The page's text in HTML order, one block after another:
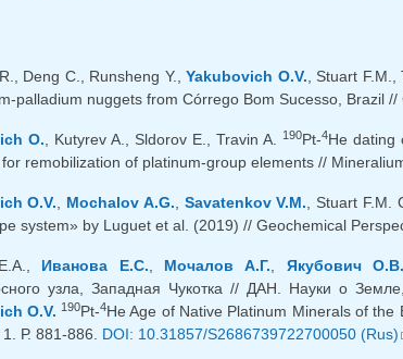
Deng C., Runsheng Y.,Yakubovich O.V., Stuart
palladium nuggets from Córrego Bom Sucesso, Brazil
O., Kutyrev A., Sldorov E., Travin A. 190Pt-4He dating
remobilization of platinum-group elements //
O.V., Mochalov A.G., Savatenkov V.M., Stuart F.M.
system» by Luguet et al. (2019) // Geochemical
Иванова Е.С., Мочалов А.Г., Якубович О.В.
узла, Западная Чукотка // ДАН. Науки о
O.V. 190Pt-4He Age of Native Platinum Minerals of
Р. 881-886. DOI: 10.31857/S2686739722700050 (Rus)